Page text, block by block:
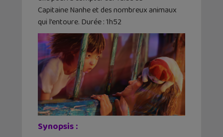
Capitaine Nanhe et des nombreux animaux
qui l’entoure. Durée : 1h52
Synopsis :